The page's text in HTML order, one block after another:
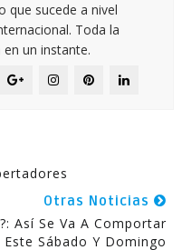
que sucede a nivel
Toda la
un instante.
Otras Noticias
Así Se Va A Comportar
Sábado Y Domingo